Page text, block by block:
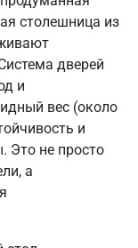
столешница из
дверей
и
вес (около
и
Это не просто
а